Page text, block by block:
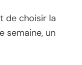
de choisir la
semaine, un